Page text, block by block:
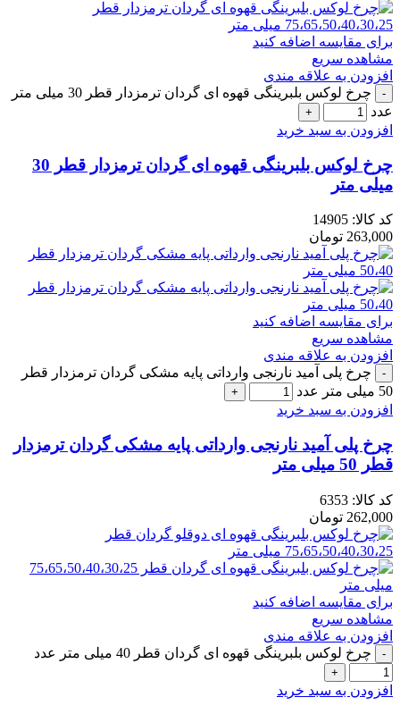
برای مقایسه اضافه کنید
مشاهده سریع
افزودن به علاقه مندی
چرخ لوکس بلبرینگی قهوه ای گردان ترمزدار قطر 30 میلی متر
عدد
افزودن به سبد خرید
چرخ لوکس بلبرینگی قهوه ای گردان ترمزدار قطر 30
میلی متر
کد کالا: 14905
263,000 تومان
برای مقایسه اضافه کنید
مشاهده سریع
افزودن به علاقه مندی
چرخ پلی آمید نارنجی وارداتی پایه مشکی گردان ترمزدار قطر
50 میلی متر عدد
افزودن به سبد خرید
چرخ پلی آمید نارنجی وارداتی پایه مشکی گردان ترمزدار
قطر 50 میلی متر
کد کالا: 6353
262,000 تومان
برای مقایسه اضافه کنید
مشاهده سریع
افزودن به علاقه مندی
چرخ لوکس بلبرینگی قهوه ای گردان قطر 40 میلی متر عدد
افزودن به سبد خرید